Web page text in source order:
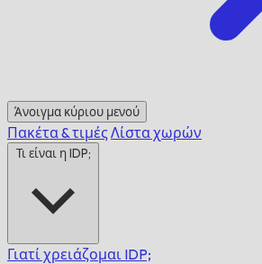
Άνοιγμα κύριου μενού
Πακέτα & τιμέςΛίστα χωρών
Τι είναι η IDP;
Γιατί χρειάζομαι IDP;